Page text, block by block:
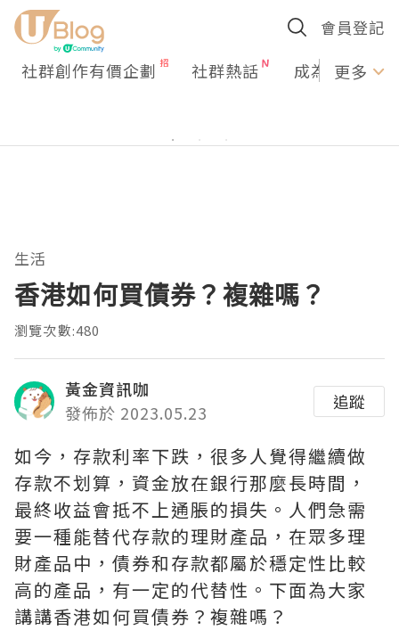
會員登記
社群創作有價企劃 社群熱話 成為U更多
生活
香港如何買債券？複雜嗎？
瀏覽次數:480
黃金資訊咖
發佈於 2023.05.23
追蹤
如今，存款利率下跌，很多人覺得繼續做
存款不划算，資金放在銀行那麼長時間，
最終收益會抵不上通脹的損失。人們急需
要一種能替代存款的理財產品，在眾多理
財產品中，債券和存款都屬於穩定性比較
高的產品，有一定的代替性。下面為大家
講講香港如何買債券？複雜嗎？